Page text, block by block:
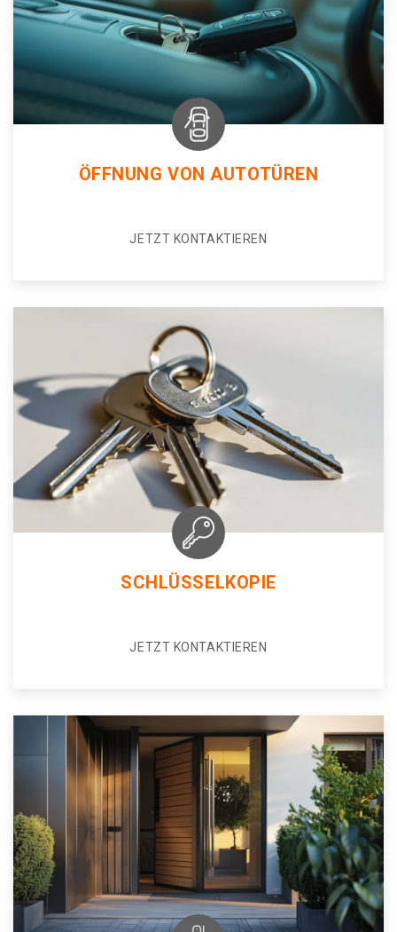
ÖFFNUNG VON AUTOTÜREN
JETZT KONTAKTIEREN
SCHLÜSSELKOPIE
JETZT KONTAKTIEREN